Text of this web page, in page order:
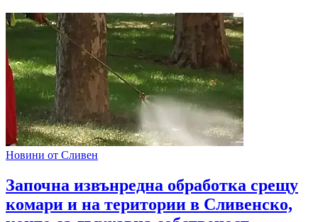
Новини от Сливен
Започна извънредна обработка срещу
комари и на територии в Сливенско,